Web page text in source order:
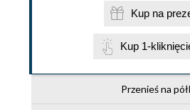
Kup na
Kup 1-
Przenieś na